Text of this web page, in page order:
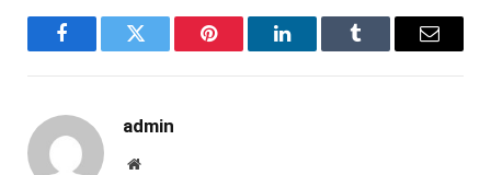
FacebookTwitter Pinterest LinkedInTumblr Email
admin
Website